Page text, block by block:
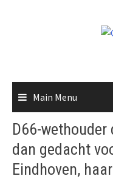
Main Menu
D66-
dan gedacht
Eindhoven,